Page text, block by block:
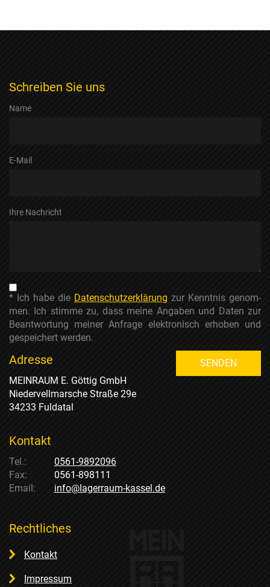
Schreiben Sie uns
Name
E-Mail
Ihre Nachricht
* Ich habe die Datenschutzerklärung zur Kenntnis genom­
men. Ich stimme zu, dass meine Angaben und Daten zur
Beantwortung meiner Anfrage elektronisch erhoben und
gespeichert werden.
SENDEN
Adresse
MEINRAUM E. Göttig GmbH
Niedervellmarsche Straße 29e
34233 Fuldatal
Kontakt
Tel.:
Fax:
Email:
0561-9892096
0561-898111
info@lagerraum-kassel.de
Rechtliches
Kontakt
Impressum